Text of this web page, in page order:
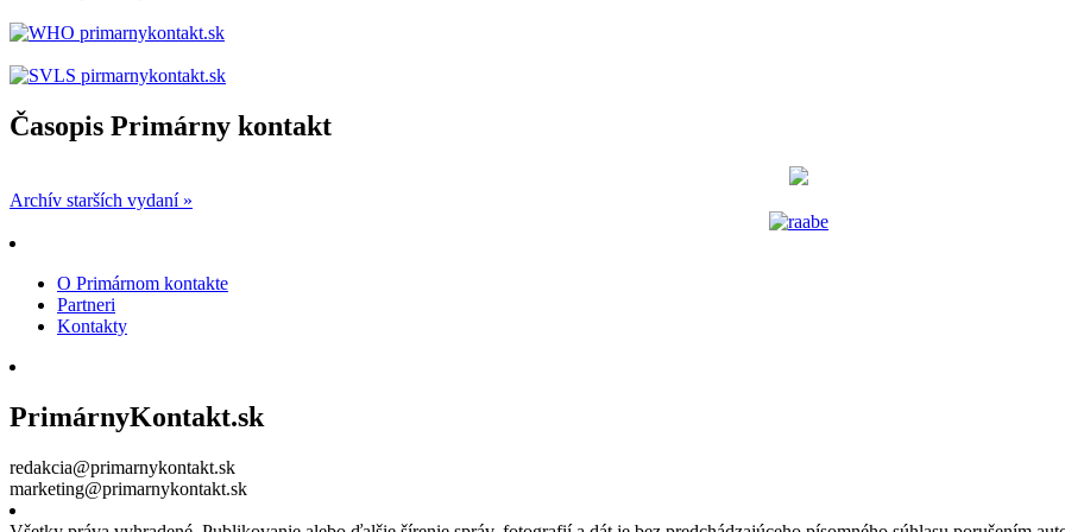
Časopis Primárny kontakt
Archív starších vydaní »
O Primárnom kontakte
Partneri
Kontakty
PrimárnyKontakt.sk
redakcia@primarnykontakt.sk
marketing@primarnykontakt.sk